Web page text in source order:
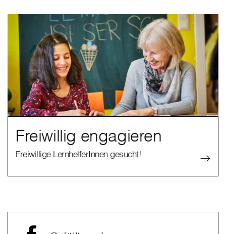
Freiwillig engagieren
Freiwillige LernhelferInnen gesucht!